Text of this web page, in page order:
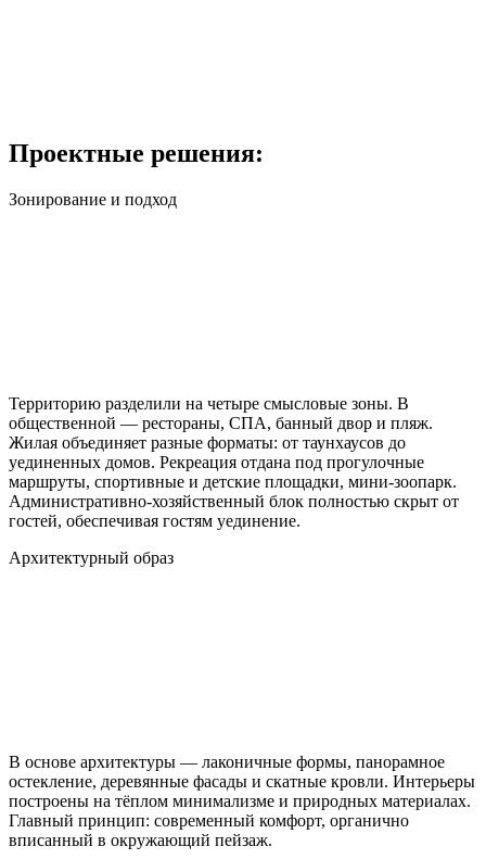
Проектные решения:
Зонирование и подход
Территорию разделили на четыре смысловые зоны. В
общественной — рестораны, СПА, банный двор и пляж.
Жилая объединяет разные форматы: от таунхаусов до
уединенных домов. Рекреация отдана под прогулочные
маршруты, спортивные и детские площадки, мини-зоопарк.
Административно-хозяйственный блок полностью скрыт от
гостей, обеспечивая гостям уединение.
Архитектурный образ
В основе архитектуры — лаконичные формы, панорамное
остекление, деревянные фасады и скатные кровли. Интерьеры
построены на тёплом минимализме и природных материалах.
Главный принцип: современный комфорт, органично
вписанный в окружающий пейзаж.